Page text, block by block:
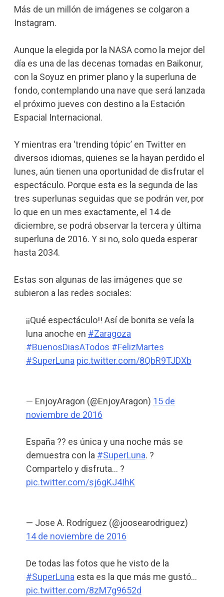
Más de un millón de imágenes se colgaron a
Instagram.
Aunque la elegida por la NASA como la mejor del
día es una de las decenas tomadas en Baikonur,
con la Soyuz en primer plano y la superluna de
fondo, contemplando una nave que será lanzada
el próximo jueves con destino a la Estación
Espacial Internacional.
Y mientras era ‘trending tópic’ en Twitter en
diversos idiomas, quienes se la hayan perdido el
lunes, aún tienen una oportunidad de disfrutar el
espectáculo. Porque esta es la segunda de las
tres superlunas seguidas que se podrán ver, por
lo que en un mes exactamente, el 14 de
diciembre, se podrá observar la tercera y última
superluna de 2016. Y si no, solo queda esperar
hasta 2034.
Estas son algunas de las imágenes que se
subieron a las redes sociales:
¡¡Qué espectáculo!! Así de bonita se veía la
luna anoche en #Zaragoza
#BuenosDiasATodos #FelizMartes
#SuperLuna pic.twitter.com/8QbR9TJDXb
— EnjoyAragon (@EnjoyAragon) 15 de
noviembre de 2016
España ?? es única y una noche más se
demuestra con la #SuperLuna. ?
Compartelo y disfruta… ?
pic.twitter.com/sj6gKJ4IhK
— Jose A. Rodríguez (@joosearodriguez)
14 de noviembre de 2016
De todas las fotos que he visto de la
#SuperLunaesta es la que más me gustó…
pic.twitter.com/8zM7g9652d